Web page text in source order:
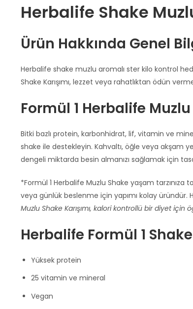
Herbalife Shake
Ürün Hakkında Genel
Herbalife shake muzlu aromalı ster kilo kontrol
Shake Karışımı, lezzet veya rahatlıktan ödün
Formül 1 Herbalife Muzlu
Bitki bazlı protein, karbonhidrat, lif, vitamin ve
shake ile destekleyin. Kahvaltı, öğle veya akşam
dengeli miktarda besin almanızı sağlamak için
*Formül 1 Herbalife Muzlu Shake yaşam
veya günlük beslenme için yapımı kolay
Muzlu Shake Karışımı, kalori kontrollü bir diyet
Herbalife Formül 1 Shake
Yüksek protein
25 vitamin ve mineral
Vegan